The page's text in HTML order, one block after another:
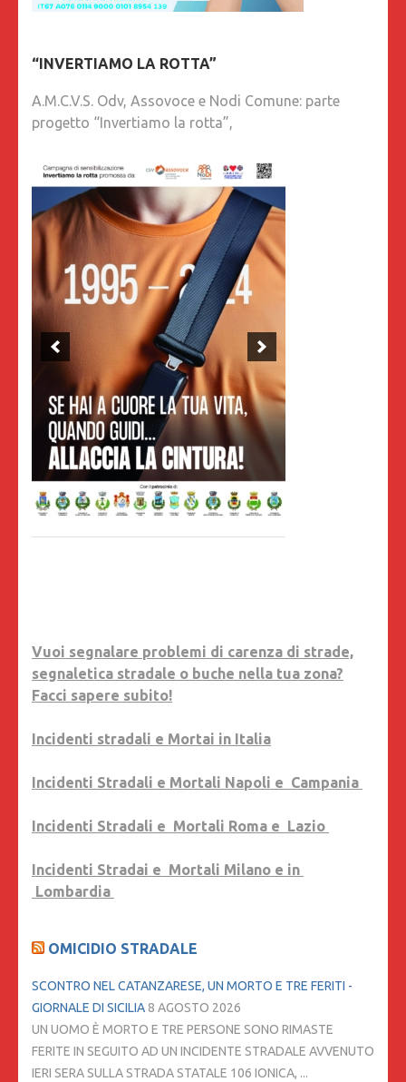
“INVERTIAMO LA ROTTA”
A.M.C.V.S. Odv, Assovoce e Nodi Comune: parte
progetto “Invertiamo la rotta”,
Vuoi segnalare problemi di carenza di strade,
segnaletica stradale o buche nella tua zona?
Facci sapere subito!
Incidenti stradali e Mortai in Italia
Incidenti Stradali e Mortali Napoli e Campania
Incidenti Stradali e Mortali Roma e Lazio
Incidenti Stradai e Mortali Milano e in
Lombardia
OMICIDIO STRADALE
SCONTRO NEL CATANZARESE, UN MORTO E TRE FERITI -
GIORNALE DI SICILIA8 AGOSTO 2026
UN UOMO È MORTO E TRE PERSONE SONO RIMASTE
FERITE IN SEGUITO AD UN INCIDENTE STRADALE AVVENUTO
IERI SERA SULLA STRADA STATALE 106 IONICA, ...